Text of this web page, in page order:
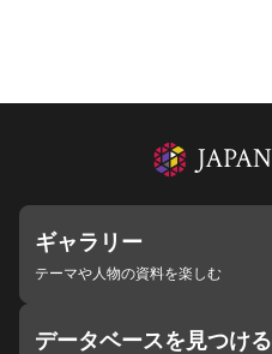
ギャラリー
テーマや人物の資料を楽しむ
データベースを見つける